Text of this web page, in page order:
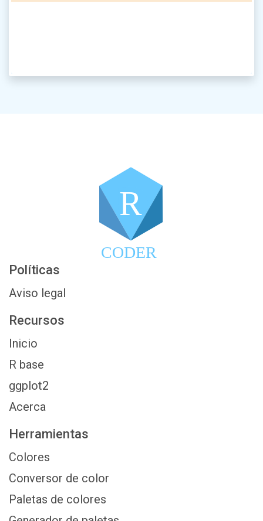
R
CODER
Políticas
Aviso legal
Recursos
Inicio
R base
ggplot2
Acerca
Herramientas
Colores
Conversor de color
Paletas de colores